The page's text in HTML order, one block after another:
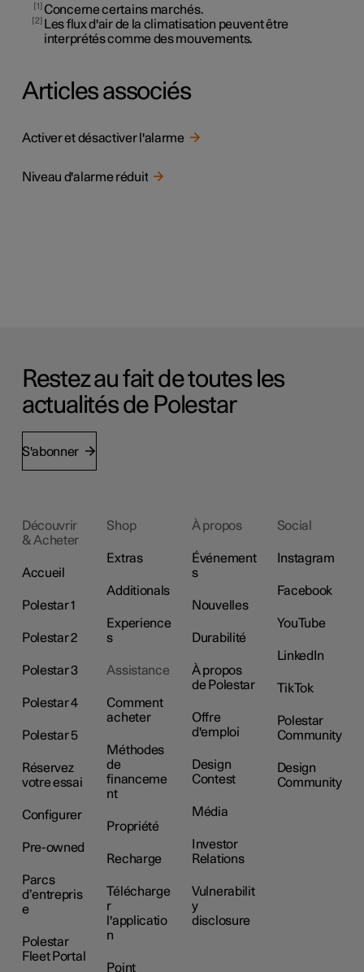
1 Concerne certains marchés.
2
Les flux d'air de la climatisation peuvent être
interprétés comme des mouvements.
Articles associés
Activer et désactiver l'alarme
Niveau d'alarme réduit
Restez au fait de toutes les
actualités de Polestar
S'abonner
Découvrir
& Acheter
Accueil
Polestar 1
Polestar 2
Polestar 3
Polestar 4
Polestar 5
Réservez
votre essai
Configurer
Pre-owned
Parcs
d’entrepris
e
Polestar
Fleet Portal
Shop
Extras
Additionals
Experience
s
Assistance
Comment
acheter
Méthodes
de
financeme
nt
Propriété
Recharge
Télécharge
r
l'applicatio
n
Point
À propos
Événement
s
Nouvelles
Durabilité
À propos
de Polestar
Offre
d'emploi
Design
Contest
Média
Investor
Relations
Vulnerabilit
y
disclosure
Social
Instagram
Facebook
YouTube
LinkedIn
TikTok
Polestar
Community
Design
Community